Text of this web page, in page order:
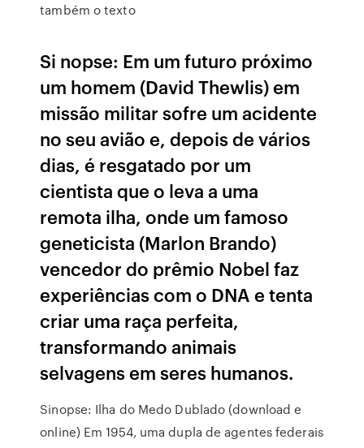
também o texto
Si nopse: Em um futuro próximo
um homem (David Thewlis) em
missão militar sofre um acidente
no seu avião e, depois de vários
dias, é resgatado por um
cientista que o leva a uma
remota ilha, onde um famoso
geneticista (Marlon Brando)
vencedor do prêmio Nobel faz
experiências com o DNA e tenta
criar uma raça perfeita,
transformando animais
selvagens em seres humanos.
Sinopse: Ilha do Medo Dublado (download e
online) Em 1954, uma dupla de agentes federais